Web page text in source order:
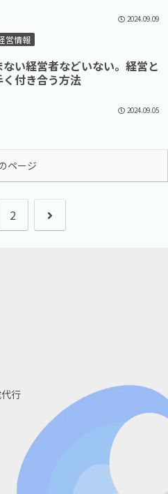
2024.09.09
営情報
ない経営者などいない。経営と
く付き合う方法
2024.09.05
ページ
2
次
行